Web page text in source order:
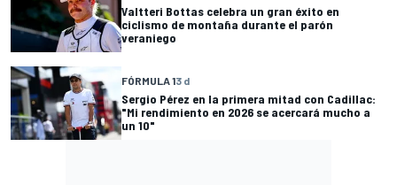
Valtteri Bottas celebra un gran éxito en
ciclismo de montaña durante el parón
veraniego
FÓRMULA 13 d
Sergio Pérez en la primera mitad con Cadillac:
"Mi rendimiento en 2026 se acercará mucho a
un 10"